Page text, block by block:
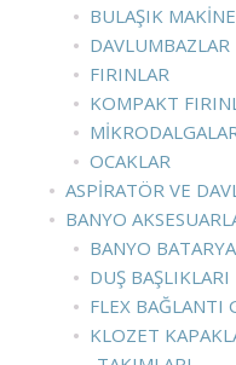
BULAŞIK
DAVLUMBAZLAR
FIRINLAR
KOMPAKT
OCAKLAR
ASPIRATÖR VE
BANYO
BANYO
DUŞ BAŞLIKLARI
FLEX BAĞLANTI
KLOZET